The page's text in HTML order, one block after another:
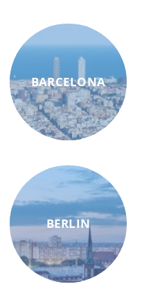
BARCELONA
BERLIN